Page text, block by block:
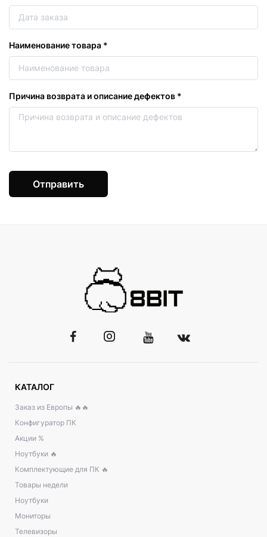
Наименование товара *
Причина возврата и описание дефектов *
Отправить
КАТАЛОГ
Заказ из Европы 🔥🔥
Конфигуратор ПК
Акции %
Ноутбуки 🔥
Комплектующие для ПК 🔥
Товары недели
Ноутбуки
Мониторы
Телевизоры